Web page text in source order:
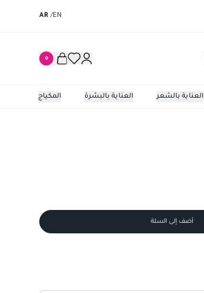
EN
/
AR
0
المكياج العناية بالبشرة العناية بالشعر
أضف إلى السلة